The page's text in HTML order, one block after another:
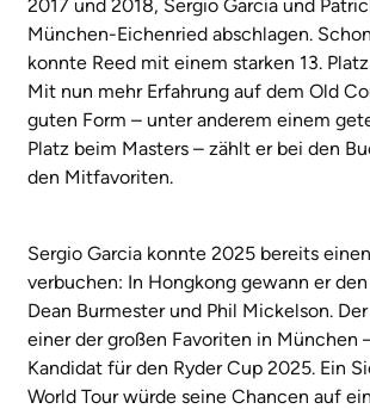
2017 und 2018, Sergio Garcia und
München-Eichenried abschlagen.
konnte Reed mit einem starken 13.
Mit nun mehr Erfahrung auf dem Old
guten Form – unter anderem einem
Platz beim Masters – zählt er bei den
den Mitfavoriten.
Sergio Garcia konnte 2025 bereits
verbuchen: In Hongkong gewann er
Dean Burmester und Phil Mickelson.
einer der großen Favoriten in München
Kandidat für den Ryder Cup 2025. Ein
World Tour würde seine Chancen auf